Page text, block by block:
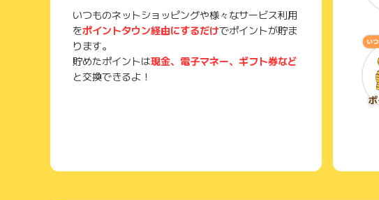
いつものネットショッピングや様々なサービス利用
をポイントタウン経由にするだけでポイントが貯ま
ります。
貯めたポイントは現金、電子マネー、ギフト券など
と交換できるよ！